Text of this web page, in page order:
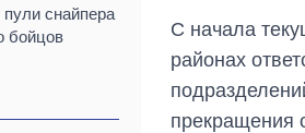
пули снайпера
бойцов
С начала
районах
прекращения